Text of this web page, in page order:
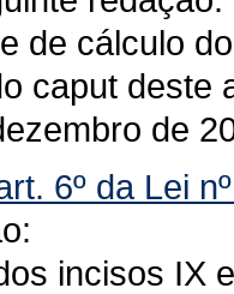
de cálculo
caput
de
6º da Lei
incisos IX